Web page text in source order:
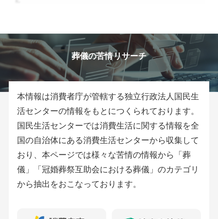
葬儀の苦情リサーチ
本情報は消費者庁が管轄する独立行政法人国民生
活センターの情報をもとにつくられております。
国民生活センターでは消費生活に関する情報を全
国の自治体にある消費生活センターから収集して
おり、本ページでは様々な苦情の情報から「葬
儀」「冠婚葬祭互助会における葬儀」のカテゴリ
から抽出をおこなっております。